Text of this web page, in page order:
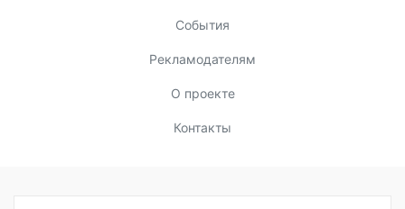
События
Рекламодателям
О проекте
Контакты